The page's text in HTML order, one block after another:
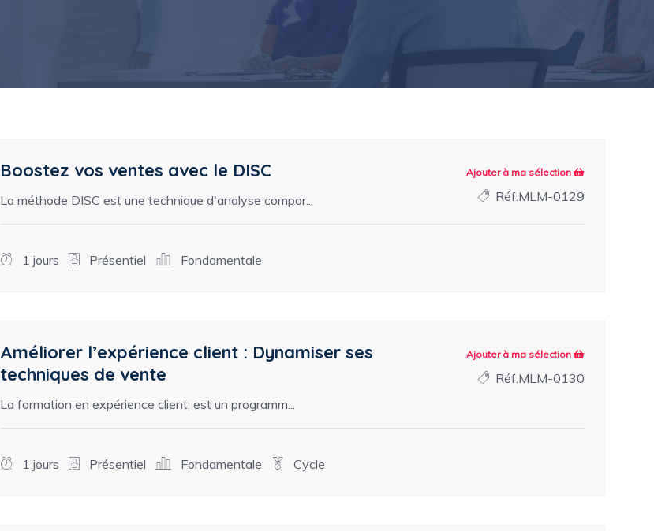
Boostez vos ventes avec le DISC
La méthode DISC est une technique d'analyse compor...
Ajouter à ma sélection
Réf.MLM-0129
1 jours Présentiel Fondamentale
Améliorer l’expérience client : Dynamiser ses
techniques de vente
La formation en expérience client, est un programm...
Ajouter à ma sélection
Réf.MLM-0130
1 jours Présentiel Fondamentale Cycle